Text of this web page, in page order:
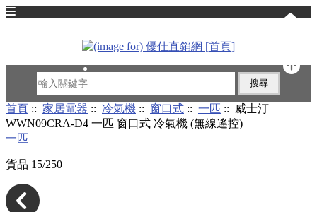
首頁 :: 家居電器 :: 冷氣機 :: 窗口式 :: 一匹 :: 威士汀
WWN09CRA-D4 一匹 窗口式 冷氣機 (無線遙控)
一匹
貨品 15/250